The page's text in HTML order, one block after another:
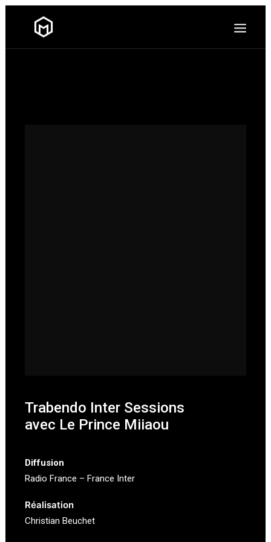
Trabendo Inter Sessions
avec Le Prince Miiaou
Diffusion
Radio France – France Inter
Réalisation
Christian Beuchet